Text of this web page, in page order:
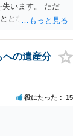
います。 ただ
となります。 い
への遺産分
役にたった 15